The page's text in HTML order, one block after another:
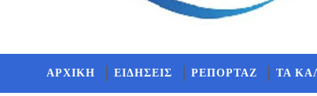
ΑΡΧΙΚΗ ΕΙΔΗΣΕΙΣ ΡΕΠΟΡΤΑΖ ΤΑ